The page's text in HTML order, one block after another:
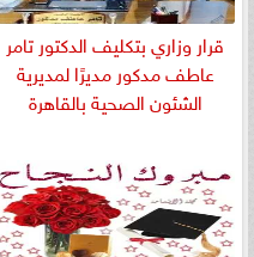
قرار وزاري بتكليف الدكتور تامر
عاطف مدكور مديرًا لمديرية
الشئون الصحية بالقاهرة